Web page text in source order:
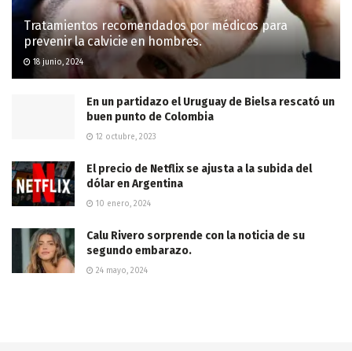
Tratamientos recomendados por médicos para
prevenir la calvicie en hombres.
18 junio, 2024
En un partidazo el Uruguay de Bielsa rescató un
buen punto de Colombia
12 octubre, 2023
El precio de Netflix se ajusta a la subida del
dólar en Argentina
10 enero, 2024
Calu Rivero sorprende con la noticia de su
segundo embarazo.
24 mayo, 2024